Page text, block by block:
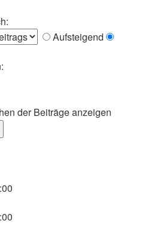
Aufsteigend
der Beiträge anzeigen